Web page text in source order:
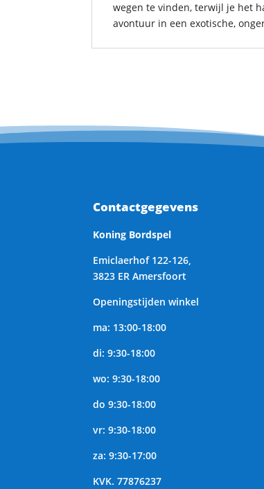
wegen te vinden, terwijl je het
avontuur in een exotische,
Contactgegevens
Koning Bordspel
Emiclaerhof 122-126,
3823 ER Amersfoort
Openingstijden winkel
ma: 13:00-18:00
di: 9:30-18:00
wo: 9:30-18:00
do 9:30-18:00
vr: 9:30-18:00
za: 9:30-17:00
KVK. 77876237